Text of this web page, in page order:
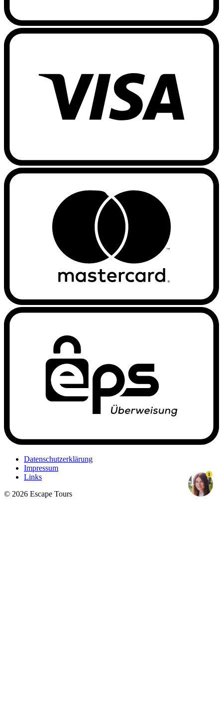
Datenschutzerklärung
Impressum
Links
© 2026 Escape Tours
1